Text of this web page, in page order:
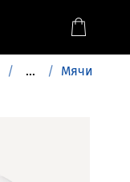
... Мячи